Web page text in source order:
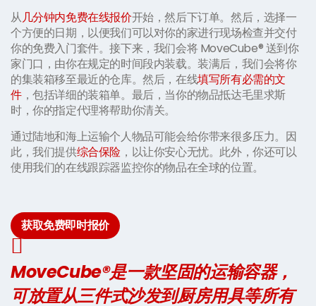
从几分钟内免费在线报价开始，然后下订单。然后，选择一
个方便的日期，以便我们可以对你的家进行现场检查并交付
你的免费入门套件。接下来，我们会将 MoveCube® 送到你
家门口，由你在规定的时间段内装载。装满后，我们会将你
的集装箱移至最近的仓库。然后，在线填写所有必需的文
件，包括详细的装箱单。最后，当你的物品抵达毛里求斯
时，你的指定代理将帮助你清关。
通过陆地和海上运输个人物品可能会给你带来很多压力。因
此，我们提供综合保险 ，以让你安心无忧。此外，你还可以
使用我们的在线跟踪器监控你的物品在全球的位置。
获取免费即时报价
MoveCube®是一款坚固的运输容器，
可放置从三件式沙发到厨房用具等所有